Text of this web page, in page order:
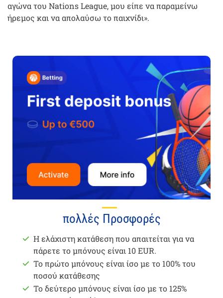
αγώνα του Nations League, μου είπε να παραμείνω
ήρεμος και να απολαύσω το παιχνίδι».
πολλές Προσφορές
Η ελάχιστη κατάθεση που απαιτείται για να
πάρετε το μπόνους είναι 10 EUR.
Το πρώτο μπόνους είναι ίσο με το 100% του
ποσού κατάθεσης
Το δεύτερο μπόνους είναι ίσο με το 125%